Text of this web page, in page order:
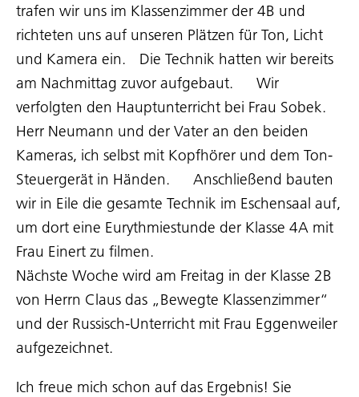
trafen wir uns im Klassenzimmer der 4B und
richteten uns auf unseren Plätzen für Ton, Licht
und Kamera ein. Die Technik hatten wir bereits
am Nachmittag zuvor aufgebaut. Wir
verfolgten den Hauptunterricht bei Frau Sobek.
Herr Neumann und der Vater an den beiden
Kameras, ich selbst mit Kopfhörer und dem Ton-
Steuergerät in Händen. Anschließend bauten
wir in Eile die gesamte Technik im Eschensaal auf,
um dort eine Eurythmiestunde der Klasse 4A mit
Frau Einert zu filmen.
Nächste Woche wird am Freitag in der Klasse 2B
von Herrn Claus das „Bewegte Klassenzimmer“
und der Russisch-Unterricht mit Frau Eggenweiler
aufgezeichnet.
Ich freue mich schon auf das Ergebnis! Sie